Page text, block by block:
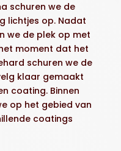
schuren we de
lichtjes op. Nadat
we de plek op met
moment dat het
schuren we de
klaar gemaakt
coating. Binnen
op het gebied van
coatings